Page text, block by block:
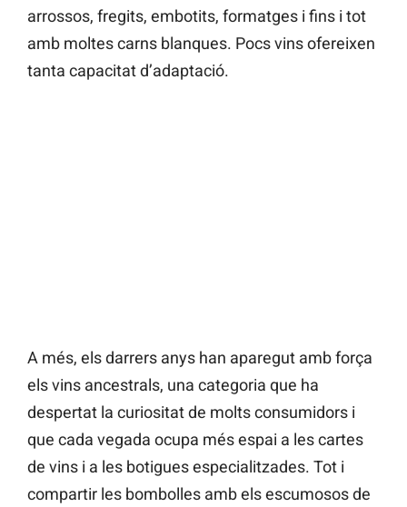
arrossos, fregits, embotits, formatges i fins i tot
amb moltes carns blanques. Pocs vins ofereixen
tanta capacitat d’adaptació.
A més, els darrers anys han aparegut amb força
els vins ancestrals, una categoria que ha
despertat la curiositat de molts consumidors i
que cada vegada ocupa més espai a les cartes
de vins i a les botigues especialitzades. Tot i
compartir les bombolles amb els escumosos de